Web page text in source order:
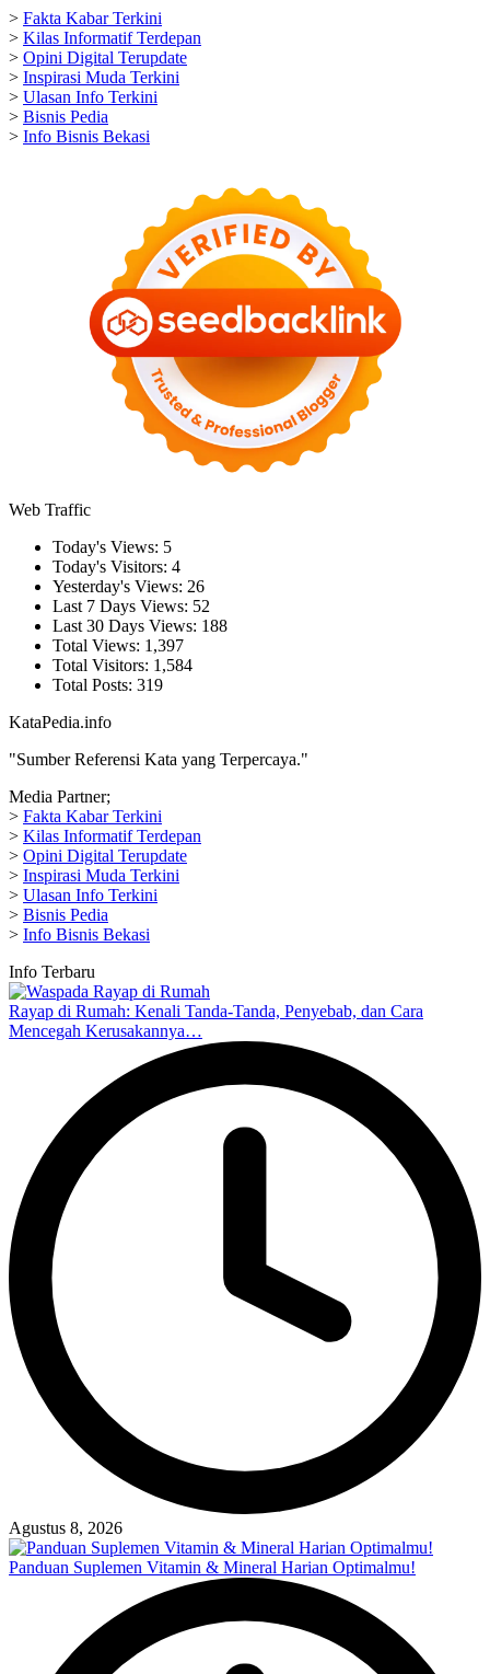
> Fakta Kabar Terkini
> Kilas Informatif Terdepan
> Opini Digital Terupdate
> Inspirasi Muda Terkini
> Ulasan Info Terkini
> Bisnis Pedia
> Info Bisnis Bekasi
Web Traffic
Today's Views: 5
Today's Visitors: 4
Yesterday's Views: 26
Last 7 Days Views: 52
Last 30 Days Views: 188
Total Views: 1,397
Total Visitors: 1,584
Total Posts: 319
KataPedia.info
"Sumber Referensi Kata yang Terpercaya."
Media Partner;
> Fakta Kabar Terkini
> Kilas Informatif Terdepan
> Opini Digital Terupdate
> Inspirasi Muda Terkini
> Ulasan Info Terkini
> Bisnis Pedia
> Info Bisnis Bekasi
Info Terbaru
Rayap di Rumah: Kenali Tanda-Tanda, Penyebab, dan Cara
Mencegah Kerusakannya…
Agustus 8, 2026
Panduan Suplemen Vitamin & Mineral Harian Optimalmu!